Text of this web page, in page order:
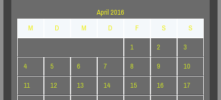
April 2016
M
D M D F S
S
1
2
3
4
5 6 7 8 9
10
11
12 13 14 15 16
17